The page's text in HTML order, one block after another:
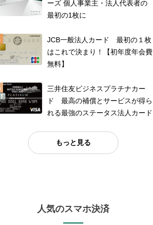
ーズ 個人事業主・法人代表者の
最初の1枚に
JCB一般法人カード 最初の１枚
はこれで決まり！【初年度年会費
無料】
三井住友ビジネスプラチナカー
ド 最高の補償とサービスが得ら
れる最強のステータス法人カード
もっと見る
人気のスマホ決済